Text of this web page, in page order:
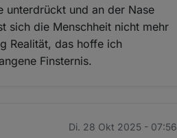
unterdrückt und an der Nase
sich die Menschheit nicht mehr
Realität, das hoffe ich
Finsternis.
Di. 28 Okt 2025 - 07:56